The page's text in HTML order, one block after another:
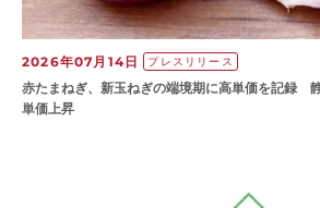
2026年07月14日 プレスリリース
赤たまねぎ、新玉ねぎの端境期に高単価を記録
単価上昇